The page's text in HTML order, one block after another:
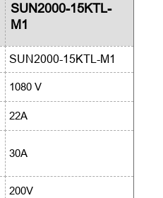
SUN2000-15KTL-
M1
SUN2000-15KTL-M1
1080 V
22A
30A
200V